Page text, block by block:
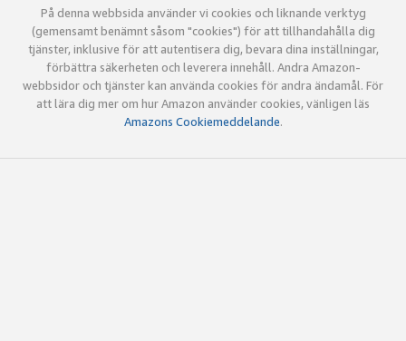
På denna webbsida använder vi cookies och liknande verktyg
(gemensamt benämnt såsom "cookies") för att tillhandahålla dig
tjänster, inklusive för att autentisera dig, bevara dina inställningar,
förbättra säkerheten och leverera innehåll. Andra Amazon-
webbsidor och tjänster kan använda cookies för andra ändamål. För
att lära dig mer om hur Amazon använder cookies, vänligen läs
Amazons Cookiemeddelande.